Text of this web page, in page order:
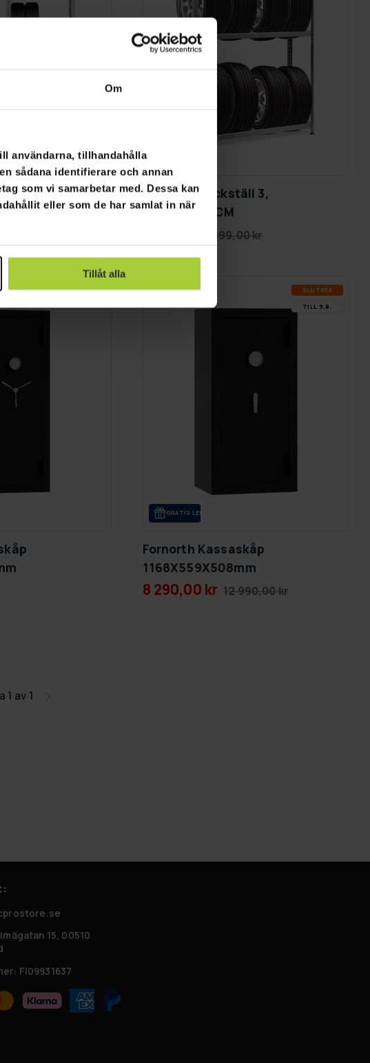
Om
användarna, tillhandahålla
sådana identifierare och annan
som vi samarbetar med. Dessa kan
eller som de har samlat in när
Tillåt alla
4,
Fornorth Däckställ 3,
110x40x110CM
999,00 kr
-36% SLUT­REA
TILL 9.8.
GRA­TIS LE­VE­RANS
Fornorth Kassaskåp
1168X559X508mm
8 290,00 kr 12 990,00 kr
1 av 1
15, 00510
FI09931637